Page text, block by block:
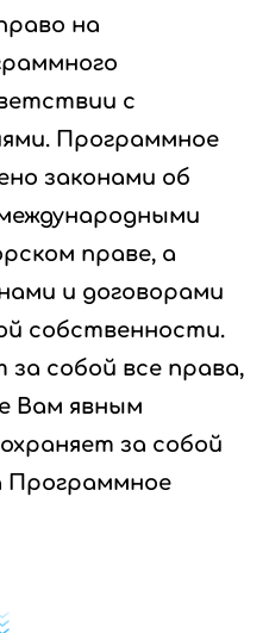
на
с
Программное
законами об
праве, а
и договорами
собственности.
за собой все права,
Вам явным
за собой
Программное